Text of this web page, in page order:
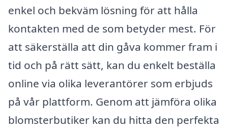
enkel och bekväm lösning för att hålla
kontakten med de som betyder mest. För
att säkerställa att din gåva kommer fram i
tid och på rätt sätt, kan du enkelt beställa
online via olika leverantörer som erbjuds
på vår plattform. Genom att jämföra olika
blomsterbutiker kan du hitta den perfekta